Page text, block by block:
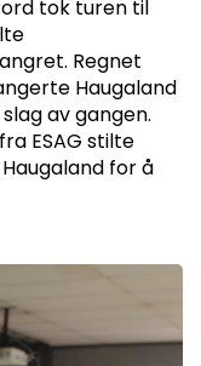
tok turen til
Regnet
Haugaland
av gangen.
ESAG stilte
for å